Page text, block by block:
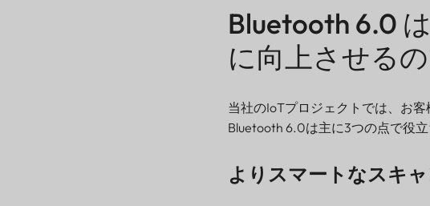
Bluetooth 6.0
に向上させる
当社のIoTプロジェクトでは、お
Bluetooth 6.0は主に3つの点で役立
よりスマートなスキ